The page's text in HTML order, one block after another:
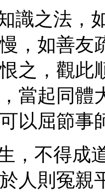
識之法，
，如善友
之，觀此
當起同體
以屈節事
，不得成
人則冤親